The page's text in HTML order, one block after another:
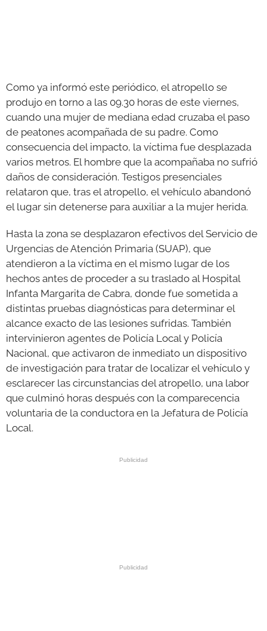
Como ya informó este periódico, el atropello se
produjo en torno a las 09.30 horas de este viernes,
cuando una mujer de mediana edad cruzaba el paso
de peatones acompañada de su padre. Como
consecuencia del impacto, la víctima fue desplazada
varios metros. El hombre que la acompañaba no sufrió
daños de consideración. Testigos presenciales
relataron que, tras el atropello, el vehículo abandonó
el lugar sin detenerse para auxiliar a la mujer herida.
Hasta la zona se desplazaron efectivos del Servicio de
Urgencias de Atención Primaria (SUAP), que
atendieron a la víctima en el mismo lugar de los
hechos antes de proceder a su traslado al Hospital
Infanta Margarita de Cabra, donde fue sometida a
distintas pruebas diagnósticas para determinar el
alcance exacto de las lesiones sufridas. También
intervinieron agentes de Policía Local y Policía
Nacional, que activaron de inmediato un dispositivo
de investigación para tratar de localizar el vehículo y
esclarecer las circunstancias del atropello, una labor
que culminó horas después con la comparecencia
voluntaria de la conductora en la Jefatura de Policía
Local.